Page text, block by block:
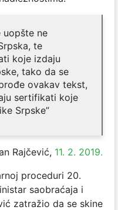
uopšte ne
te
koje izdaju
tako da se
ovakav tekst,
sertifikati koje
Srpske”
Rajčević, 11. 2. 2019.
proceduri 20.
saobraćaja i
zatražio da se skine